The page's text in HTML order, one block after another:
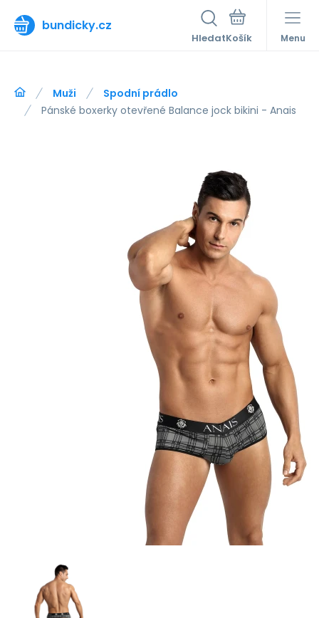
bundicky.cz
Hledat Menu
Muži
Spodní prádlo
Pánské boxerky otevřené Balance jock bikini - Anais